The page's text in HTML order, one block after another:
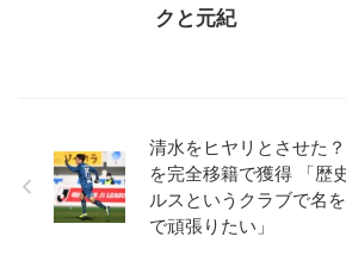
クと元紀
清水をヒヤリとさせた
を完全移籍で獲得 「歴
ルスというクラブで名
で頑張りたい」